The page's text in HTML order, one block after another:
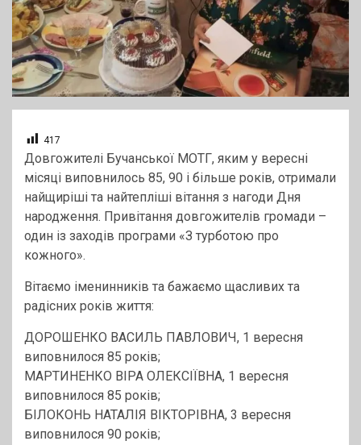
417
Довгожителі Бучанської МОТГ, яким у вересні
місяці виповнилось 85, 90 і більше років, отримали
найщиріші та найтепліші вітання з нагоди Дня
народження. Привітання довгожителів громади –
один із заходів програми «З турботою про
кожного».
Вітаємо іменинників та бажаємо щасливих та
радісних років життя:
ДОРОШЕНКО ВАСИЛЬ ПАВЛОВИЧ, 1 вересня
виповнилося 85 років;
МАРТИНЕНКО ВІРА ОЛЕКСІЇВНА, 1 вересня
виповнилося 85 років;
БІЛОКОНЬ НАТАЛІЯ ВІКТОРІВНА, 3 вересня
виповнилося 90 років;